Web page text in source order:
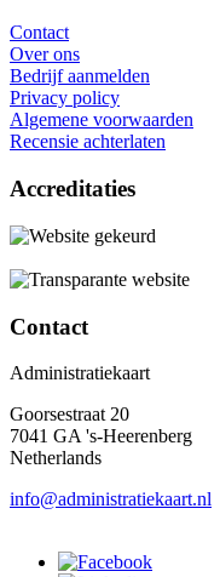
Contact
Over ons
Bedrijf aanmelden
Privacy policy
Algemene voorwaarden
Recensie achterlaten
Accreditaties
Contact
Administratiekaart
Goorsestraat 20
7041 GA 's-Heerenberg
Netherlands
info@administratiekaart.nl